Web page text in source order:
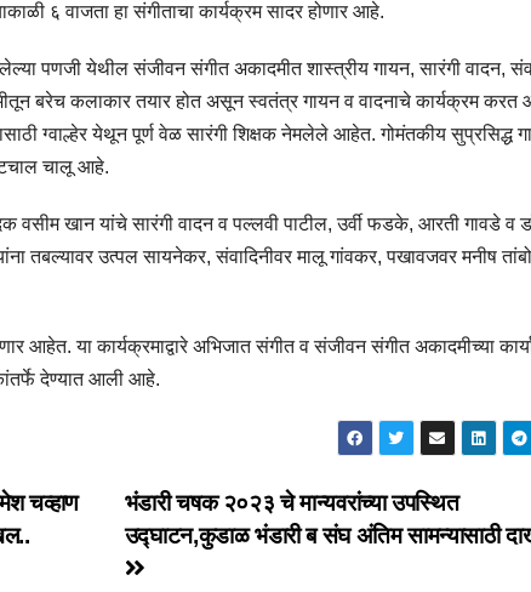
६ वाजता हा संगीताचा कार्यक्रम सादर होणार आहे.
पणजी येथील संजीवन संगीत अकादमीत शास्त्रीय गायन, सारंगी वादन,
बरेच कलाकार तयार होत असून स्वतंत्र गायन व वादनाचे कार्यक्रम करत
ग्वाल्हेर येथून पूर्ण वेळ सारंगी शिक्षक नेमलेले आहेत. गोमंतकीय सुप्रसिद्ध
चालू आहे.
वसीम खान यांचे सारंगी वादन व पल्लवी पाटील, उर्वी फडके, आरती गावडे व
तबल्यावर उत्पल सायनेकर, संवादिनीवर मालू गांवकर, पखावजवर मनीष
आहेत. या कार्यक्रमाद्वारे अभिजात संगीत व संजीवन संगीत अकादमीच्या
देण्यात आली आहे.
भंडारी चषक २०२३ चे मान्यवरांच्या उपस्थित
उद्घाटन,कुडाळ भंडारी ब संघ अंतिम सामन्यासाठी
चव्हाण